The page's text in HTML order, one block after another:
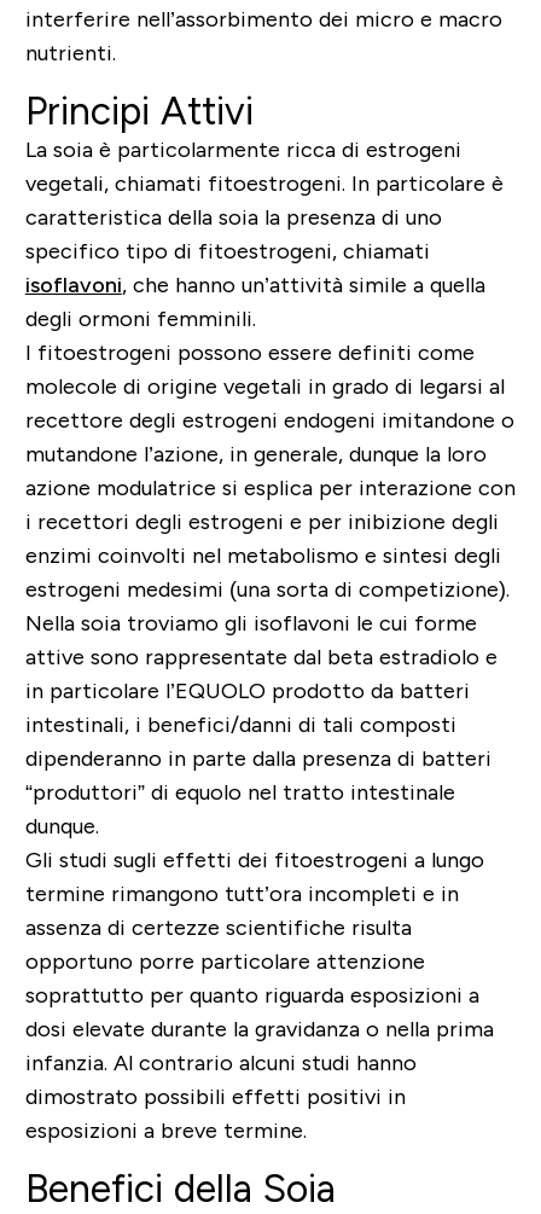
interferire nell’assorbimento dei micro e macro
nutrienti.
Principi Attivi
La soia è particolarmente ricca di estrogeni
vegetali, chiamati fitoestrogeni. In particolare è
caratteristica della soia la presenza di uno
specifico tipo di fitoestrogeni, chiamati
isoflavoni, che hanno un’attività simile a quella
degli ormoni femminili.
I fitoestrogeni possono essere definiti come
molecole di origine vegetali in grado di legarsi al
recettore degli estrogeni endogeni imitandone o
mutandone l’azione, in generale, dunque la loro
azione modulatrice si esplica per interazione con
i recettori degli estrogeni e per inibizione degli
enzimi coinvolti nel metabolismo e sintesi degli
estrogeni medesimi (una sorta di competizione).
Nella soia troviamo gli isoflavoni le cui forme
attive sono rappresentate dal beta estradiolo e
in particolare l’EQUOLO prodotto da batteri
intestinali, i benefici/danni di tali composti
dipenderanno in parte dalla presenza di batteri
“produttori” di equolo nel tratto intestinale
dunque.
Gli studi sugli effetti dei fitoestrogeni a lungo
termine rimangono tutt’ora incompleti e in
assenza di certezze scientifiche risulta
opportuno porre particolare attenzione
soprattutto per quanto riguarda esposizioni a
dosi elevate durante la gravidanza o nella prima
infanzia. Al contrario alcuni studi hanno
dimostrato possibili effetti positivi in
esposizioni a breve termine.
Benefici della Soia